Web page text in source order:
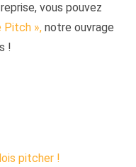
vous pouvez
Pitch », notre ouvrage
!
pitcher !